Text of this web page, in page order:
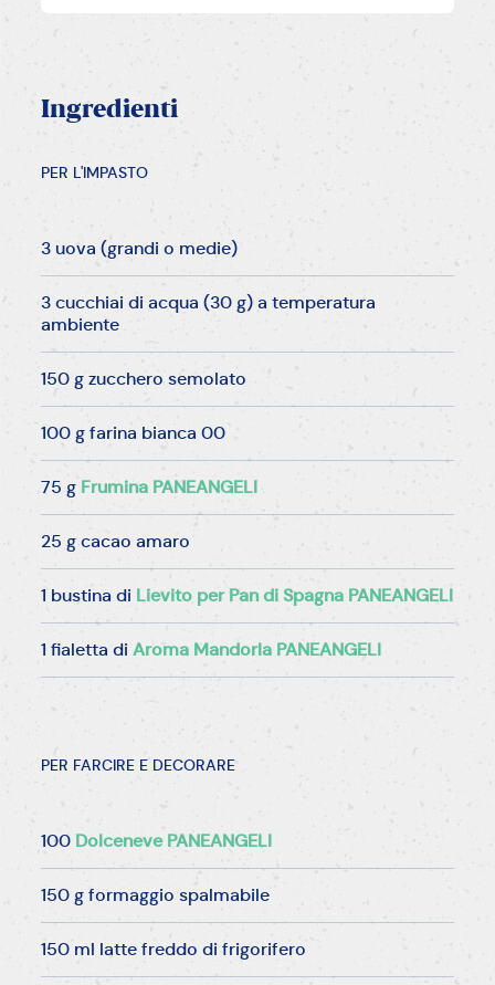
Ingredienti
PER L'IMPASTO
3 uova (grandi o medie)
3 cucchiai di acqua (30 g) a temperatura
ambiente
150 g zucchero semolato
100 g farina bianca 00
75 g Frumina PANEANGELI
25 g cacao amaro
1 bustina di Lievito per Pan di Spagna PANEANGELI
1 fialetta diAroma Mandorla PANEANGELI
PER FARCIRE E DECORARE
100 Dolceneve PANEANGELI
150 g formaggio spalmabile
150 ml latte freddo di frigorifero